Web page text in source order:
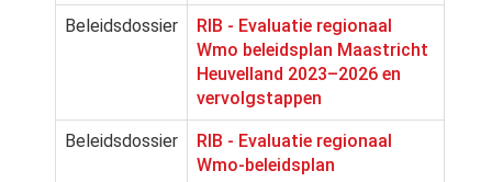
Beleidsdossier
RIB - Evaluatie regionaal
Wmo beleidsplan Maastricht
Heuvelland 2023–2026 en
vervolgstappen
Beleidsdossier
RIB - Evaluatie regionaal
Wmo-beleidsplan